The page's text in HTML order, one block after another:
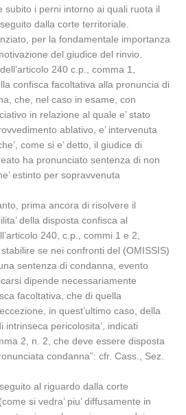
subito i perni intorno ai quali ruota il
dalla corte territoriale.
per la fondamentale importanza
del giudice del rinvio.
240 c.p., comma 1,
confisca facoltativa alla pronuncia di
che, nel caso in esame, con
in relazione al quale e’ stato
ablativo, e’ intervenuta
come si e’ detto, il giudice di
ha pronunciato sentenza di non
estinto per sopravvenuta
prima ancora di risolvere il
della disposta confisca al
240, c.p., commi 1 e 2,
se nei confronti del (OMISSIS)
sentenza di condanna, evento
dipende necessariamente
facoltativa, che di quella
in quest’ultimo caso, della
intrinseca pericolosita’, indicati
2, n. 2, che deve essere disposta
condanna”: cfr. Cass., Sez.
al riguardo dalla corte
si vedra’ piu’ diffusamente in